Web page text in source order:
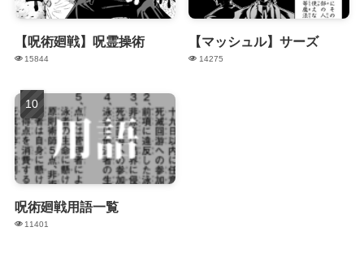
【呪術廻戦】呪霊操術
15844
【マッシュル】サーズ
14275
呪術廻戦用語一覧
11401